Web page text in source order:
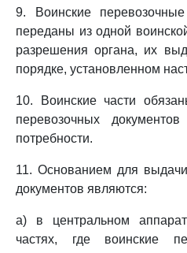
9. Воинские
переданы из одной
разрешения органа, их
порядке, установленном
10. Воинские части
перевозочных
потребности.
11. Основанием для
документов являются:
а) в центральном
частях, где воинские